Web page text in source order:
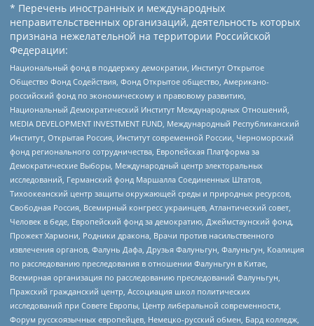
* Перечень иностранных и международных
неправительственных организаций, деятельность которых
признана нежелательной на территории Российской
Федерации:
Национальный фонд в поддержку демократии, Институт Открытое
Общество Фонд Содействия, Фонд Открытое общество, Американо-
российский фонд по экономическому и правовому развитию,
Национальный Демократический Институт Международных Отношений,
MEDIA DEVELOPMENT INVESTMENT FUND, Международный Республиканский
Институт, Открытая Россия, Институт современной России, Черноморский
фонд регионального сотрудничества, Европейская Платформа за
Демократические Выборы, Международный центр электоральных
исследований, Германский фонд Маршалла Соединенных Штатов,
Тихоокеанский центр защиты окружающей среды и природных ресурсов,
Свободная Россия, Всемирный конгресс украинцев, Атлантический совет,
Человек в беде, Европейский фонд за демократию, Джеймстаунский фонд,
Прожект Хармони, Родники дракона, Врачи против насильственного
извлечения органов, Фалунь Дафа, Друзья Фалуньгун, Фалуньгун, Коалиция
по расследованию преследования в отношении Фалуньгун в Китае,
Всемирная организация по расследованию преследований Фалуньгун,
Пражский гражданский центр, Ассоциация школ политических
исследований при Совете Европы, Центр либеральной современности,
Форум русскоязычных европейцев, Немецко-русский обмен, Бард колледж,